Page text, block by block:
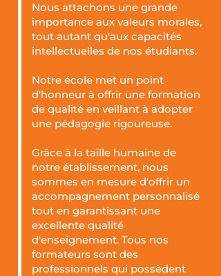
Nous attachons une grande
importance aux valeurs morales,
tout autant qu'aux capacités
intellectuelles de nos étudiants.
Notre école met un point
d'honneur à offrir une formation
de qualité en veillant à adopter
une pédagogie rigoureuse.
Grâce à la taille humaine de
notre établissement, nous
sommes en mesure d'offrir un
accompagnement personnalisé
tout en garantissant une
excellente qualité
d'enseignement. Tous nos
formateurs sont des
professionnels qui possèdent